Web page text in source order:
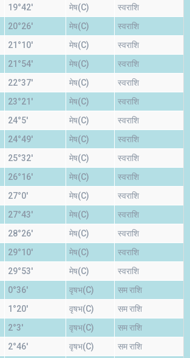
19°42' मेष(C) स्वराशि
20°26' मेष(C) स्वराशि
21°10' मेष(C) स्वराशि
21°54' मेष(C) स्वराशि
22°37' मेष(C) स्वराशि
23°21' मेष(C) स्वराशि
24°5' मेष(C) स्वराशि
24°49' मेष(C) स्वराशि
25°32' मेष(C) स्वराशि
26°16' मेष(C) स्वराशि
27°0' मेष(C) स्वराशि
27°43' मेष(C) स्वराशि
28°26' मेष(C) स्वराशि
29°10' मेष(C) स्वराशि
29°53' मेष(C) स्वराशि
0°36' वृषभ(C) सम राशि
1°20' वृषभ(C) सम राशि
2°3' वृषभ(C) सम राशि
2°46' वृषभ(C) सम राशि